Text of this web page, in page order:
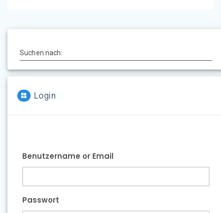
Suchen nach:
Login
Benutzername or Email
Passwort